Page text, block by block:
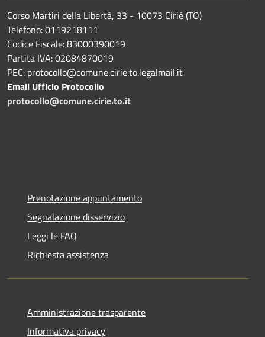
Corso Martiri della Libertà, 33 - 10073 Cirié (TO)
Telefono: 0119218111
Codice Fiscale: 83000390019
Partita IVA: 02084870019
PEC: protocollo@comune.cirie.to.legalmail.it
Email Ufficio Protocollo
protocollo@comune.cirie.to.it
Prenotazione appuntamento
Segnalazione disservizio
Leggi le FAQ
Richiesta assistenza
Amministrazione trasparente
Informativa privacy